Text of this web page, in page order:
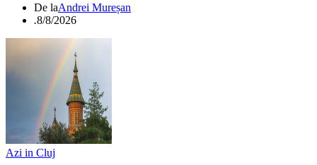
De laAndrei Mureșan
.8/8/2026
Azi in Cluj